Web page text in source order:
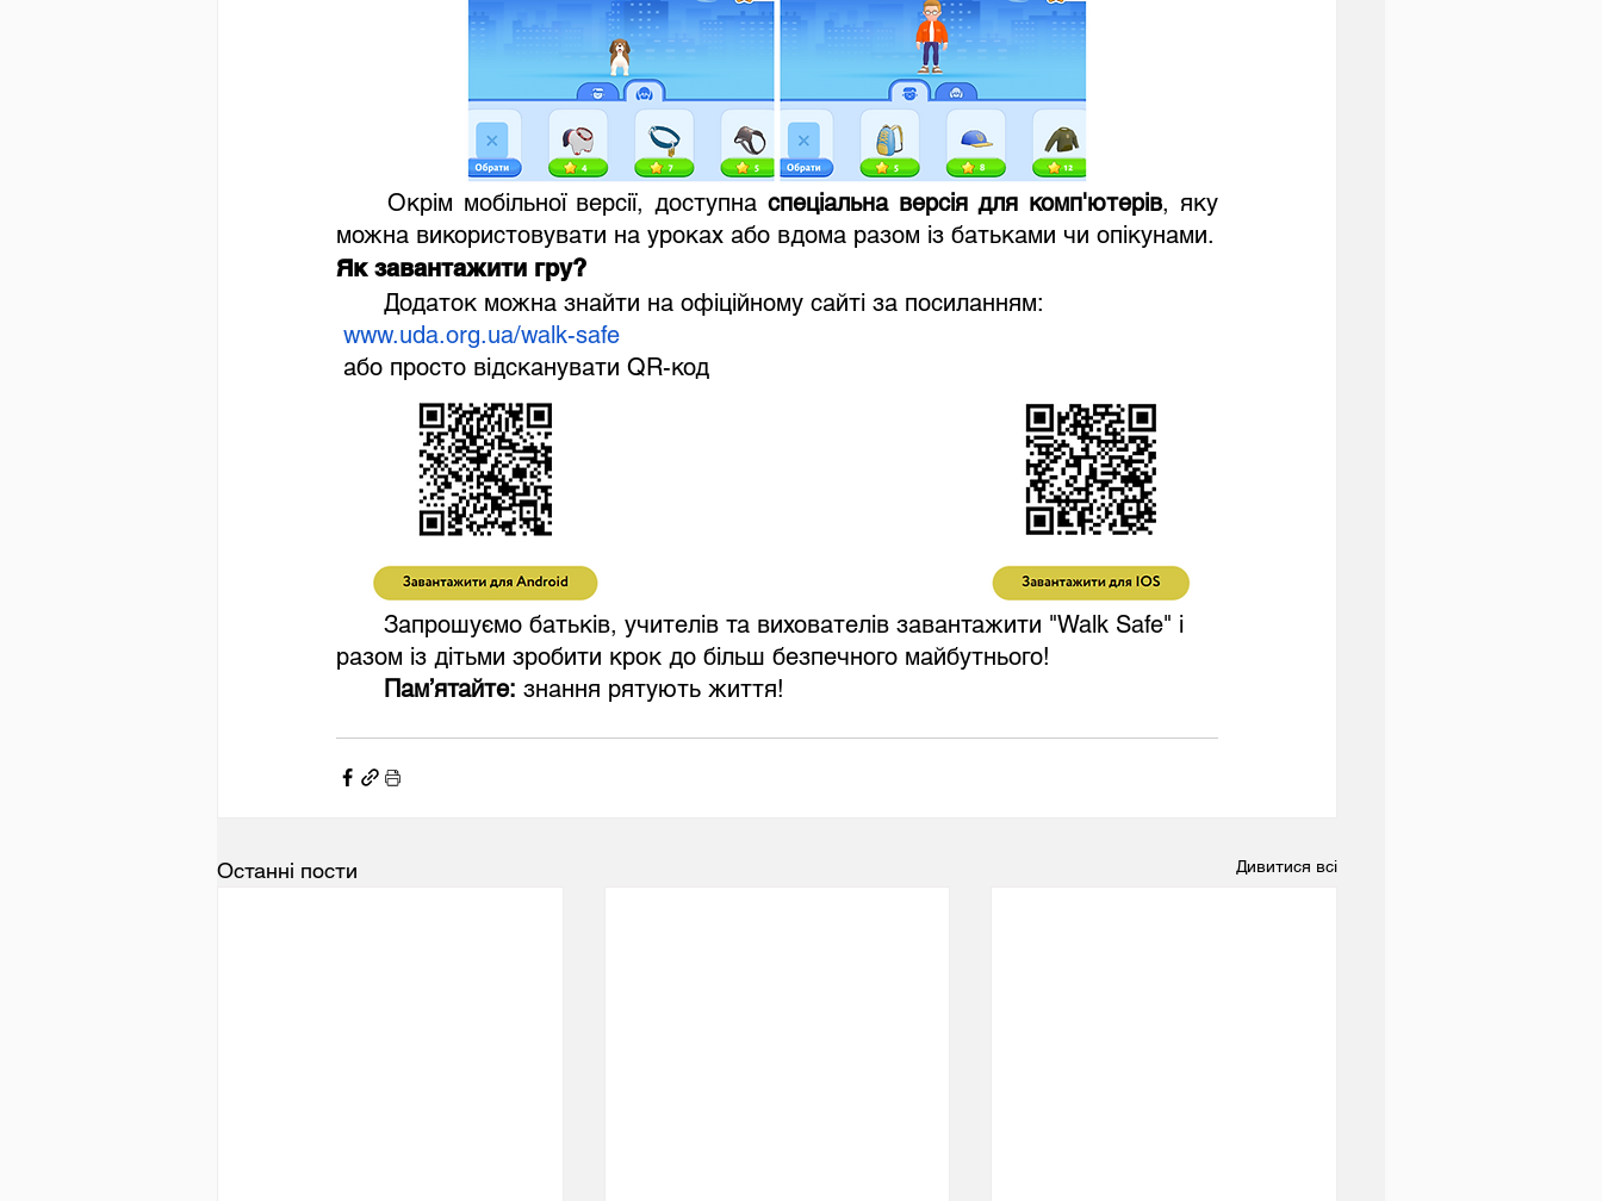
	Окрім мобільної версії, доступна
спеціальна версія для комп'ютерів, яку
можна використовувати на уроках або вдома разом із батьками чи опікунами.
Як завантажити гру?
	Додаток можна знайти на офіційному сайті за посиланням:
www.uda.org.ua/walk-safe
або просто відсканувати QR-код
разом із дітьми зробити крок до більш безпечного майбутнього!
	Пам’ятайте:
знання рятують життя!
Останні пости Дивитися всі